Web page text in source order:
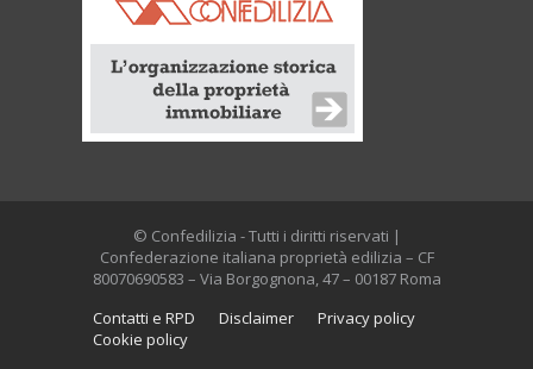
© Confedilizia - Tutti i diritti riservati |
Confederazione italiana proprietà edilizia – CF
80070690583 – Via Borgognona, 47 – 00187 Roma
Contatti e RPD
Disclaimer
Privacy policy
Cookie policy